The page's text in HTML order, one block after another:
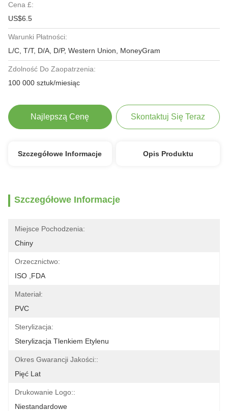
Cena £:
US$6.5
Warunki Płatności:
L/C, T/T, D/A, D/P, Western Union, MoneyGram
Zdolność Do Zaopatrzenia:
100 000 sztuk/miesiąc
Najlepszą Cenę Skontaktuj Się Teraz
Szczegółowe Informacje Opis Produktu
Szczegółowe Informacje
Miejsce Pochodzenia:
Chiny
Orzecznictwo:
ISO ,FDA
Materiał:
PVC
Sterylizacja:
Sterylizacja Tlenkiem Etylenu
Okres Gwarancji Jakości::
Pięć Lat
Drukowanie Logo::
Niestandardowe